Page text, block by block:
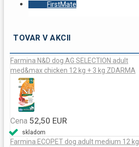
FirstMate
TOVAR V AKCII
Farmina N&D dog AG SELECTION adult
med&max chicken 12 kg + 3 kg ZDARMA
Cena 52,50 EUR
skladom
Farmina ECOPET dog adult medium 12 kg